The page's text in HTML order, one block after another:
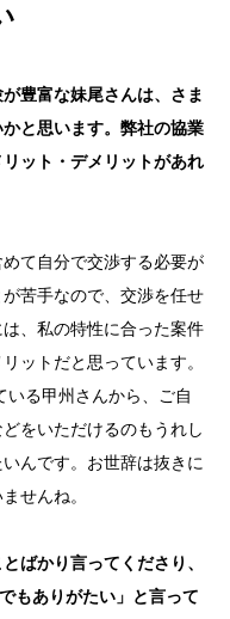
豊富な妹尾さんは、さま
と思います。弊社の協業
ット・デメリットがあれ
て自分で交渉する必要が
苦手なので、交渉を任せ
、私の特性に合った案件
ットだと思っています。
いる甲州さんから、ご自
をいただけるのもうれし
んです。お世辞は抜きに
せんね。
ばかり言ってくださり、
もありがたい」と言って